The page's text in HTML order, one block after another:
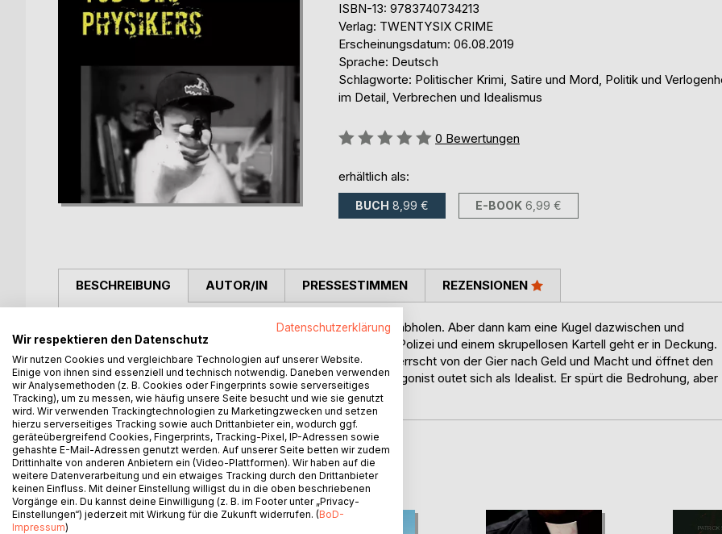
ISBN-13: 9783740734213
Verlag: TWENTYSIX CRIME
Erscheinungsdatum: 06.08.2019
Sprache: Deutsch
Schlagworte: Politischer Krimi, Satire und Mord, Politik und
im Detail, Verbrechen und Idealismus
Bewertung::
0 Bewertungen
erhältlich als:
BUCH 8,99 € E-BOOK 6,99 €
BESCHREIBUNG
Sebastian wollte nur seinen Freund Christian zum Brunch abholen. Aber dann kam eine Kugel dazwischen und
veränderte sein Leben für immer. Im Visier zwischen der Polizei und einem skrupellosen Kartell geht er in Deckung.
Valeria Szebinskis zweiter Roman nach 'Hitzefrei' ist beherrscht von der Gier nach Geld und Macht und öffnet den
Blick in die Untiefen menschlicher Bosheit. Doch ihr Protagonist outet sich als Idealist. Er spürt die Bedrohung, aber
er will, dass das Gute siegt.
AUTOR/IN PRESSESTIMMEN REZENSIONEN
WEITERE TITEL BEIBoD
Datenschutzerklärung
Wir respektieren den Datenschutz
Wir nutzen Cookies und vergleichbare Technologien auf unserer Website.
Einige von ihnen sind essenziell und technisch notwendig. Daneben verwenden
wir Analysemethoden (z. B. Cookies oder Fingerprints sowie serverseitiges
Tracking), um zu messen, wie häufig unsere Seite besucht und wie sie genutzt
wird. Wir verwenden Trackingtechnologien zu Marketingzwecken und setzen
hierzu serverseitiges Tracking sowie auch Drittanbieter ein, wodurch ggf.
geräteübergreifend Cookies, Fingerprints, Tracking-Pixel, IP-Adressen sowie
gehashte E-Mail-Adressen genutzt werden. Auf unserer Seite betten wir zudem
Drittinhalte von anderen Anbietern ein (Video-Plattformen). Wir haben auf die
weitere Datenverarbeitung und ein etwaiges Tracking durch den Drittanbieter
keinen Einfluss. Mit deiner Einstellung willigst du in die oben beschriebenen
Vorgänge ein. Du kannst deine Einwilligung (z. B. im Footer unter „Privacy-
Einstellungen“) jederzeit mit Wirkung für die Zukunft widerrufen. (BoD-
Impressum)